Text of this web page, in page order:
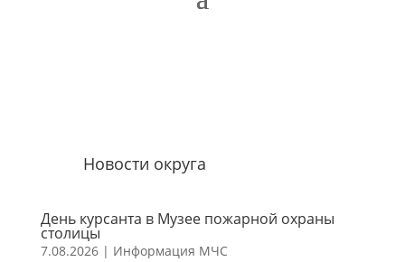
Новости округа
День курсанта в Музее пожарной охраны
столицы
7.08.2026| Информация МЧС